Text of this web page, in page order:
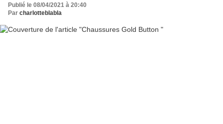
Publié le 08/04/2021 à 20:40
Par charlotteblabla